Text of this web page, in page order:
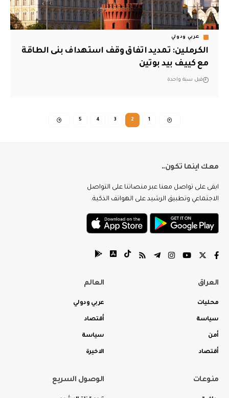
عربي ودولي
الكرملين: تمديد اتفاق وقف استهداف بنى الطاقة
مع كييف بيد بوتين
قبل سنة واحدة
1
2
3
4
5
معك اينما تكون..
ابقى على تواصل معنا عبر منصاتنا على التواصل
الاجتماعي وتطبيق الرشيد على الهواتف الذكية.
العراق
محليات
سياسة
أمن
أقتصاد
العالم
عربي ودولي
أقتصاد
سياسة
الاخيرة
منوعات الوصول السريع